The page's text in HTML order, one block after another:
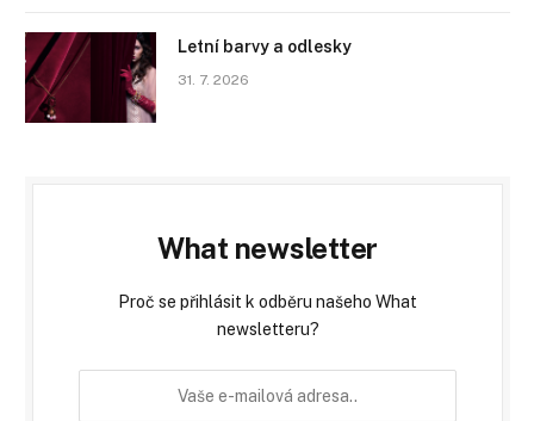
Letní barvy a odlesky
31. 7. 2026
What newsletter
Proč se přihlásit k odběru našeho What
newsletteru?